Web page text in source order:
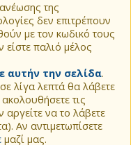
της
δεν επιτρέπουν
με τον κωδικό τους
παλιό μέλος
αυτήν την σελίδα.
λίγα λεπτά θα λάβετε
τις
να το λάβετε
Αν αντιμετωπίσετε
μαζί μας.